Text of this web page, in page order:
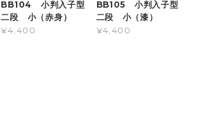
BB104 小判入子型
二段 小（赤身）
¥4,400
BB105 小判入子型
二段 小（漆）
¥4,400